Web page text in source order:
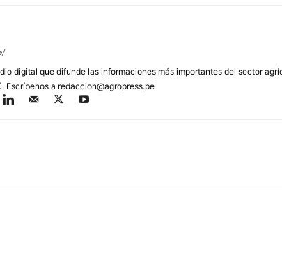
digital que difunde las informaciones más importantes del sector
Escríbenos a redaccion@agropress.pe